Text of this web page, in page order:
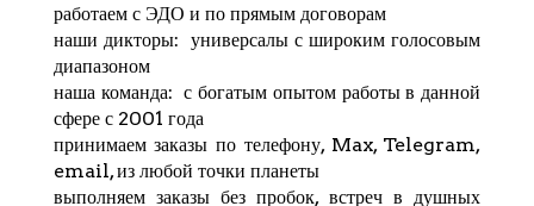
работаем с ЭДО и по прямым договорам
наши дикторы: универсалы с широким голосовым
диапазоном
наша команда: с богатым опытом работы в данной
сфере с 2001 года
принимаем заказы по телефону, Max, Telegram,
email, из любой точки планеты
выполняем заказы без пробок, встреч в душных